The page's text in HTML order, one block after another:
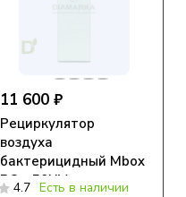
11 600 ₽
Рециркулятор
воздуха
бактерицидный Mbox
PO - 50UV
4.7 Есть в наличии